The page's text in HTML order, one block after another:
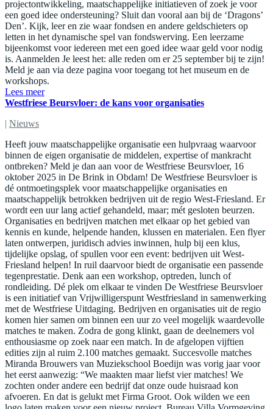
projectontwikkeling, maatschappelijke initiatieven of zoek je voor
een goed idee ondersteuning? Sluit dan vooral aan bij de ‘Dragons’
Den’. Kijk, leer en zie waar fondsen en andere geldschieters op
letten in het dynamische spel van fondswerving. Een leerzame
bijeenkomst voor iedereen met een goed idee waar geld voor nodig
is. Aanmelden Je leest het: alle reden om er 25 september bij te zijn!
Meld je aan via deze pagina voor toegang tot het museum en de
workshops.
Lees meer
Westfriese Beursvloer: de kans voor organisaties
| Nieuws
Heeft jouw maatschappelijke organisatie een hulpvraag waarvoor
binnen de eigen organisatie de middelen, expertise of mankracht
ontbreken? Meld je dan aan voor de Westfriese Beursvloer, 16
oktober 2025 in De Brink in Obdam! De Westfriese Beursvloer is
dé ontmoetingsplek voor maatschappelijke organisaties en
maatschappelijk betrokken bedrijven uit de regio West-Friesland. Er
wordt een uur lang actief gehandeld, maar; mét gesloten beurzen.
Organisaties en bedrijven matchen met elkaar op het gebied van
kennis en kunde, helpende handen, klussen en materialen. Een flyer
laten ontwerpen, juridisch advies inwinnen, hulp bij een klus,
tijdelijke opslag, of spullen voor een event: bedrijven uit West-
Friesland helpen! In ruil daarvoor biedt de organisatie een passende
tegenprestatie. Denk aan een workshop, optreden, lunch of
rondleiding. Dé plek om elkaar te vinden De Westfriese Beursvloer
is een initiatief van Vrijwilligerspunt Westfriesland in samenwerking
met de Westfriese Uitdaging. Bedrijven en organisaties uit de regio
komen hier samen om binnen een uur zo veel mogelijk waardevolle
matches te maken. Zodra de gong klinkt, gaan de deelnemers vol
enthousiasme op zoek naar een match. In de afgelopen vijftien
edities zijn al ruim 2.100 matches gemaakt. Succesvolle matches
Miranda Brouwers van Muziekschool Boedijn was vorig jaar voor
het eerst aanwezig: “We maakten maar liefst vier matches! We
zochten onder andere een bedrijf dat onze oude huisraad kon
afvoeren. En dat is gelukt met Firma Groot. Ook wilden we een